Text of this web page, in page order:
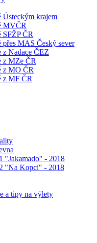
Ústeckým krajem
MVČR
SFŽP ČR
přes MAS Český sever
z Nadace ČEZ
z MZe ČR
z MO ČR
z MF ČR
"Jakamado" - 2018
"Na Kopci" - 2018
a tipy na výlety